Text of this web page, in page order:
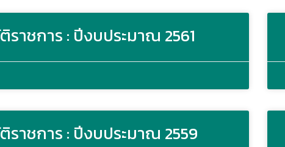
าชการ : ปีงบประมาณ 2561
าชการ : ปีงบประมาณ 2559